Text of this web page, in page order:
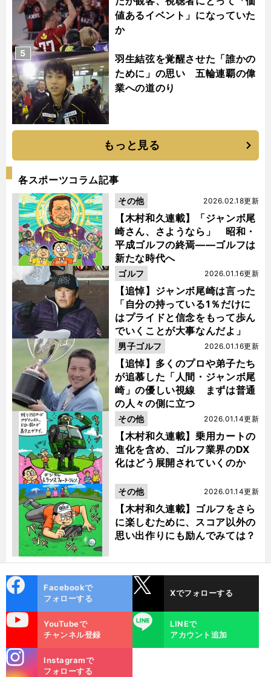
値あるイベント」になっていた
か
羽生結弦を覚醒させた「誰かの
ために」の思い 五輪連覇の偉
業への道のり
5
もっと見る
各スポーツコラム記事
【木村和久連載】「ジャンボ尾
崎さん、さようなら」 昭和・
平成ゴルフの終焉――ゴルフは
新たな時代へ
2026.02.18更新
その他
【追悼】ジャンボ尾崎は言った
「自分の持っている1％だけに
はプライドと信念をもって歩ん
でいくことが大事なんだよ」
2026.01.16更新
ゴルフ
【追悼】多くのプロや弟子たち
が追慕した「人間・ジャンボ尾
崎」の優しい視線 まずは普通
の人々の側に立つ
2026.01.16更新
男子ゴルフ
【木村和久連載】乗用カートの
進化を含め、ゴルフ業界のDX
化はどう展開されていくのか
2026.01.14更新
その他
【木村和久連載】ゴルフをさら
に楽しむために、スコア以外の
思い出作りにも励んでみては？
2026.01.14更新
その他
ok
Facebookで
フォローする
Xでフォローする
YouTubeで
チャンネル登録
LINE
LINEで
アカウント追加
m
Instagramで
フォローする